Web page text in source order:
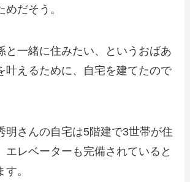
だそう。
と一緒に住みたい、というおばあ
叶えるために、自宅を建てたので
明さんの自宅は5階建で3世帯が住
エレベーターも完備されていると
。